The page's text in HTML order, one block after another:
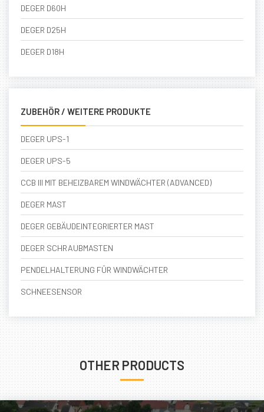
DEGER D60H
DEGER D25H
DEGER D18H
ZUBEHÖR / WEITERE PRODUKTE
DEGER UPS-1
DEGER UPS-5
CCB III MIT BEHEIZBAREM WINDWÄCHTER (ADVANCED)
DEGER MAST
DEGER GEBÄUDEINTEGRIERTER MAST
DEGER SCHRAUBMASTEN
PENDELHALTERUNG FÜR WINDWÄCHTER
SCHNEESENSOR
OTHER PRODUCTS